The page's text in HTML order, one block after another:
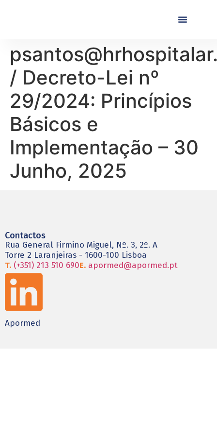
/ Decreto-Lei nº
29/2024: Princípios
Básicos e
Implementação – 30
Junho, 2025
Contactos
Rua General Firmino Miguel, Nº. 3, 2º. A
Torre 2 Laranjeiras - 1600-100 Lisboa
T. (+351) 213 510 690E. apormed@apormed.pt
Apormed